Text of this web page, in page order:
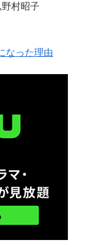
野村昭子
なった理由